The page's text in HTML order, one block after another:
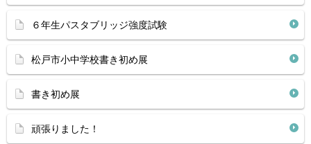
６年生パスタブリッジ強度試験
松戸市小中学校書き初め展
書き初め展
頑張りました！